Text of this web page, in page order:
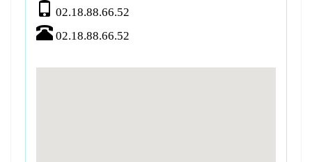
02.18.88.66.52
02.18.88.66.52